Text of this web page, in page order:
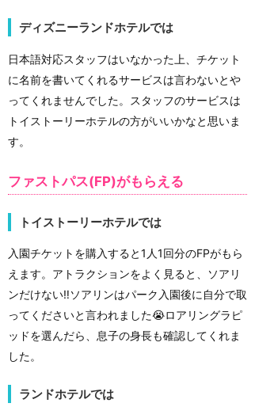
ディズニーランドホテルでは
日本語対応スタッフはいなかった上、チケット
に名前を書いてくれるサービスは言わないとや
ってくれませんでした。スタッフのサービスは
トイストーリーホテルの方がいいかなと思いま
す。
ファストパス(FP)がもらえる
トイストーリーホテルでは
入園チケットを購入すると1人1回分のFPがもら
えます。アトラクションをよく見ると、ソアリ
ンだけない‼️ソアリンはパーク入園後に自分で取
ってくださいと言われました😭ロアリングラピ
ッドを選んだら、息子の身長も確認してくれま
した。
ランドホテルでは